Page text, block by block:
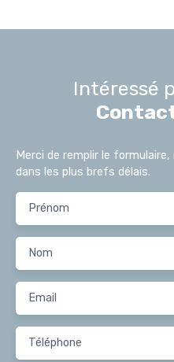
Intéressé
Merci de remplir le
dans les plus brefs délais.
Prénom
Nom
Email
Téléphone